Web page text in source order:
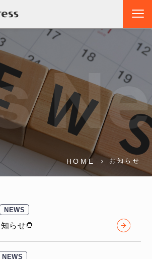
HOME お知らせ
NEWS
らせ🌻
NEWS